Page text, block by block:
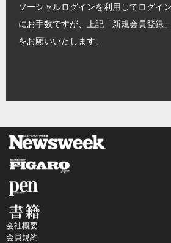
ソーシャルログインを利用してログイ
にお手数ですが、上記「新規会員登録
をお願いいたします。
会社概要
会員規約